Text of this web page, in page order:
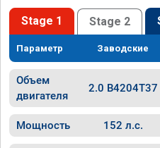
Stage 1 Stage 2
Параметр Заводские
Объем
двигателя
2.0 B4204T37
Мощность 152 л.с.